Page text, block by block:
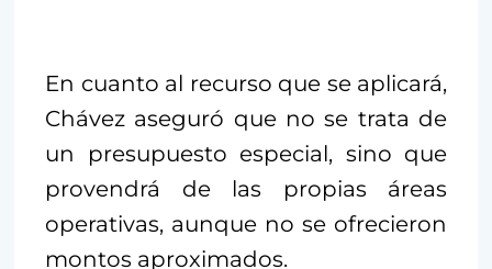
En cuanto al recurso que se aplicará,
Chávez aseguró que no se trata de
un presupuesto especial, sino que
provendrá de las propias áreas
operativas, aunque no se ofrecieron
montos aproximados.